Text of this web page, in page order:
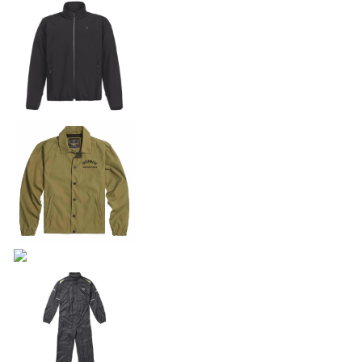
NEW TIGER SPORT 800 TOURING
Precio desde $13.690.000
TIGER 900 GT
Precio desde $15.390.000
TIGER 900 GT PRO
Precio desde $16.390.000